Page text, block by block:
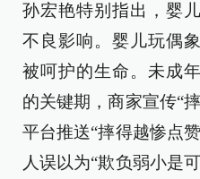
孙宏艳特别指出，婴
不良影响。婴儿玩偶
被呵护的生命。未成
的关键期，商家宣传“
平台推送“摔得越惨点
人误以为“欺负弱小是